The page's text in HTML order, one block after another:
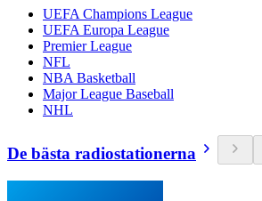
UEFA Champions League
UEFA Europa League
Premier League
NFL
NBA Basketball
Major League Baseball
NHL
De bästa radiostationerna